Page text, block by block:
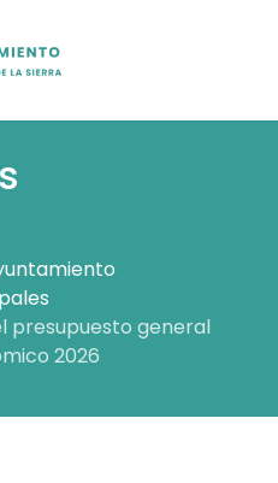
presupuesto general
2026